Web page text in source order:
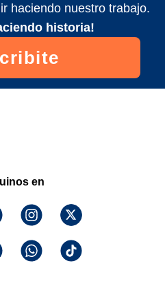
haciendo nuestro trabajo.
historia!
en